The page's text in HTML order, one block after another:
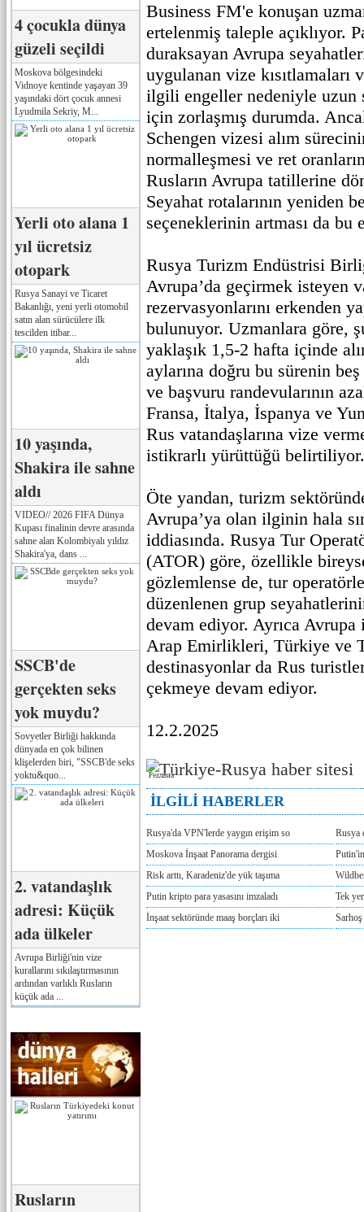
4 çocukla dünya
güzeli seçildi
Moskova bölgesindeki
Vidnoye kentinde yaşayan 39
yaşındaki dört çocuk annesi
Lyudmila Sekriy, M...
Yerli oto alana 1
yıl ücretsiz
otopark
Rusya Sanayi ve Ticaret
Bakanlığı, yeni yerli otomobil
satın alan sürücülere ilk
tescilden itibar...
10 yaşında,
Shakira ile sahne
aldı
VIDEO// 2026 FIFA Dünya
Kupası finalinin devre arasında
sahne alan Kolombiyalı yıldız
Shakira'ya, dans ...
SSCB'de
gerçekten seks
yok muydu?
Sovyetler Birliği hakkında
dünyada en çok bilinen
klişelerden biri, "SSCB'de seks
yoktu&quo...
2. vatandaşlık
adresi: Küçük
ada ülkeler
Avrupa Birliği'nin vize
kurallarını sıkılaştırmasının
ardından varlıklı Rusların
küçük ada ...
Rusların
Business FM'e konuşan
ertelenmiş taleple açıklıyor.
duraksayan Avrupa
uygulanan vize kısıtlamaları
ilgili engeller nedeniyle uzun
için zorlaşmış durumda.
Schengen vizesi alım
normalleşmesi ve ret
Rusların Avrupa tatillerine
Seyahat rotalarının yeniden
seçeneklerinin artması da
Rusya Turizm Endüstrisi
Avrupa’da geçirmek isteyen
rezervasyonlarını erkenden
bulunuyor. Uzmanlara göre,
yaklaşık 1,5-2 hafta içinde
aylarına doğru bu sürenin
ve başvuru randevularının
Fransa, İtalya, İspanya ve
Rus vatandaşlarına vize
istikrarlı yürüttüğü belirtiliyor.
Öte yandan, turizm
Avrupa’ya olan ilginin hala
iddiasında. Rusya Tur
(ATOR) göre, özellikle
gözlemlense de, tur
düzenlenen grup
devam ediyor. Ayrıca
Arap Emirlikleri, Türkiye ve
destinasyonlar da Rus
çekmeye devam ediyor.
12.2.2025
Реклама
İLGİLİ HABERLER
Rusya'da VPN'lerde yaygın erişim so
Rusya
Moskova İnşaat Panorama dergisi
Risk arttı, Karadeniz'de yük taşıma
Putin kripto para yasasını imzaladı
Tek
İnşaat sektöründe maaş borçları iki
Sarhoş